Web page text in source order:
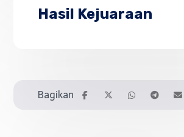
Hasil Kejuaraan